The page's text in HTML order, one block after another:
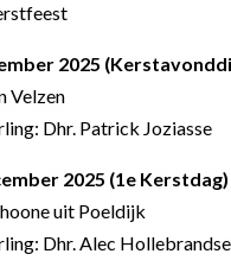
2025
Velzen
Dhr. Patrick Joziasse
2025 (1e Kerstdag)
uit Poeldijk
Dhr. Alec Hollebrandse